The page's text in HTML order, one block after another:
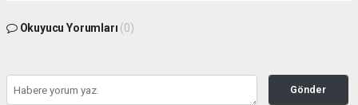
Okuyucu Yorumları (0)
Gönder